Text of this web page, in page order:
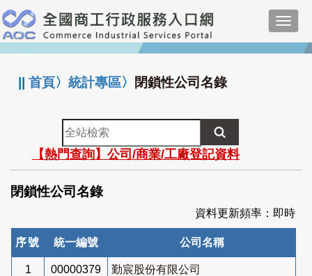
跳
到
主
要
:::
||首頁〉統計專區〉 閉鎖性公司名錄
全
站
檢
索
【熱門查詢】公司/商業/工廠登記資料
閉鎖性公司名錄
資料更新頻率：即時
序號 統一編號 公司名稱
1 00000379 勤宸股份有限公司